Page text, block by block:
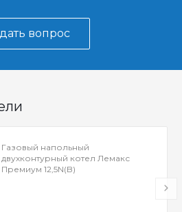
вопрос
Газовый напольный
двухконтурный котел Лемакс
Премиум 12,5N(B)